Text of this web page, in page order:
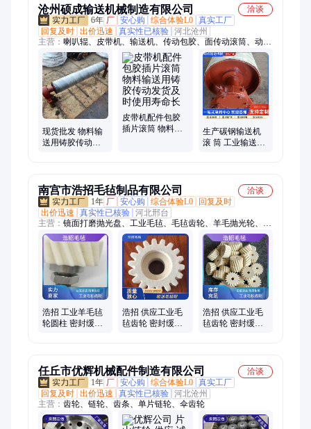
沧州硕成输送机械制造有限公司
洽谈
6年 厂 安心购 综合体验L0 真实工厂
回复及时 出价迅速 真实性已核验 河北沧州
主营： 喇叭辊、皮带机、输送机、传动包胶、面传动滚筒、动力
滚筒、螺旋托辊、喇叭托辊、锥形托辊、橡胶滚筒、皮带滚筒、
平行包胶、托辊支架、电动滚筒、清洗包胶、缓冲托辊、皮带托
辊、铸胶滚筒、钢筋盘绕、输送带托辊、下调心托辊、缓冲支架
槽、矿用托辊组、缓冲橡胶托辊、矿用平行托辊
现货批发 物料输
送用铸胶传动皮
皮带机配件包胶
插片滚筒 物料输
生产碳钢输送机
滚 筒 工业输送线
南宫市浩招毛毡制品有限公司
洽谈
1年 厂 安心购 综合体验L0
回复及时
出价迅速
真实性已核验 河北邢台
主营： 镜面打磨抛光盘、工业毛毡、毛毡齿轮、羊毛抛光轮、羊
毛抛光盘、工业毛毡条、自粘毛毡板、毛毡打磨头、毛毡密封
垫、毛毡手提袋
浩招 工业羊毛毡
轮圆柱 密封缓冲
浩招 供应工业毛
毡齿轮 密封缓冲
浩招 供应工业毛
毡齿轮 密封缓冲
任丘市优辉机械配件制造有限公司
洽谈
1年 厂 安心购 综合体验L0 真实工厂
回复及时 出价迅速 真实性已核验 河北沧州
主营： 齿轮、链轮、齿条、单片链轮、伞齿轮